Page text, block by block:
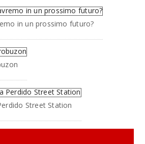
in un prossimo futuro?
Street Station